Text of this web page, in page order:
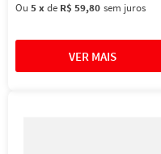
Ou 5xde R$ 59,80 sem juros